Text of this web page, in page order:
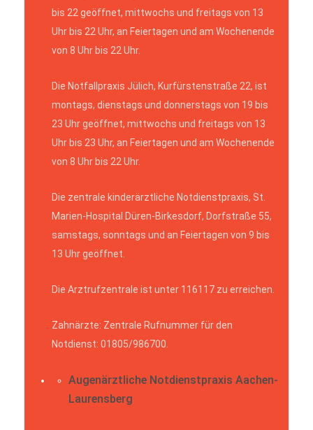
bis 22 geöffnet, mittwochs und freitags von 13
Uhr bis 22 Uhr, an Feiertagen und am Wochenende
von 8 Uhr bis 22 Uhr.
Die Notfallpraxis Jülich, Kurfürstenstraße 22, ist
montags, dienstags und donnerstags von 19 bis
23 Uhr geöffnet, mittwochs und freitags von 13
Uhr bis 23 Uhr, an Feiertagen und am Wochenende
von 8 Uhr bis 22 Uhr.
Die zentrale kinderärztliche Notdienstpraxis, St.
Marien-Hospital Düren-Birkesdorf, Dorfstraße 55,
samstags, sonntags und an Feiertagen von 9 bis
13 Uhr geöffnet.
Die Arztrufzentrale ist unter 116117 zu erreichen.
Zahnärzte: Zentrale Rufnummer für den
Notdienst: 01805/986700.
Augenärztliche Notdienstpraxis Aachen-
Laurensberg